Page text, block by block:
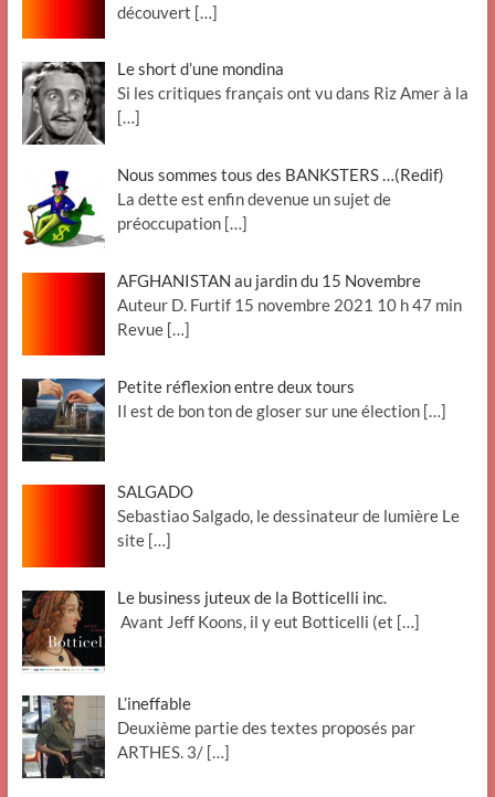
découvert […]
Le short d’une mondina
Si les critiques français ont vu dans Riz Amer à la
[…]
Nous sommes tous des BANKSTERS …(Redif)
La dette est enfin devenue un sujet de
préoccupation […]
AFGHANISTAN au jardin du 15 Novembre
Auteur D. Furtif 15 novembre 2021 10 h 47 min
Revue […]
Petite réflexion entre deux tours
Il est de bon ton de gloser sur une élection […]
SALGADO
Sebastiao Salgado, le dessinateur de lumière Le
site […]
Le business juteux de la Botticelli inc.
Avant Jeff Koons, il y eut Botticelli (et […]
L’ineffable
Deuxième partie des textes proposés par
ARTHES. 3/ […]